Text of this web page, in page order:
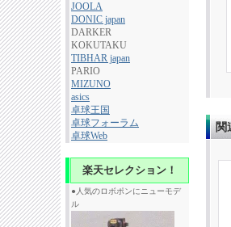
JOOLA
DONIC japan
DARKER
KOKUTAKU
TIBHAR japan
PARIO
MIZUNO
asics
卓球王国
卓球フォーラム
卓球Web
楽天セレクション！
●人気のロボポンにニューモデ
ル
関